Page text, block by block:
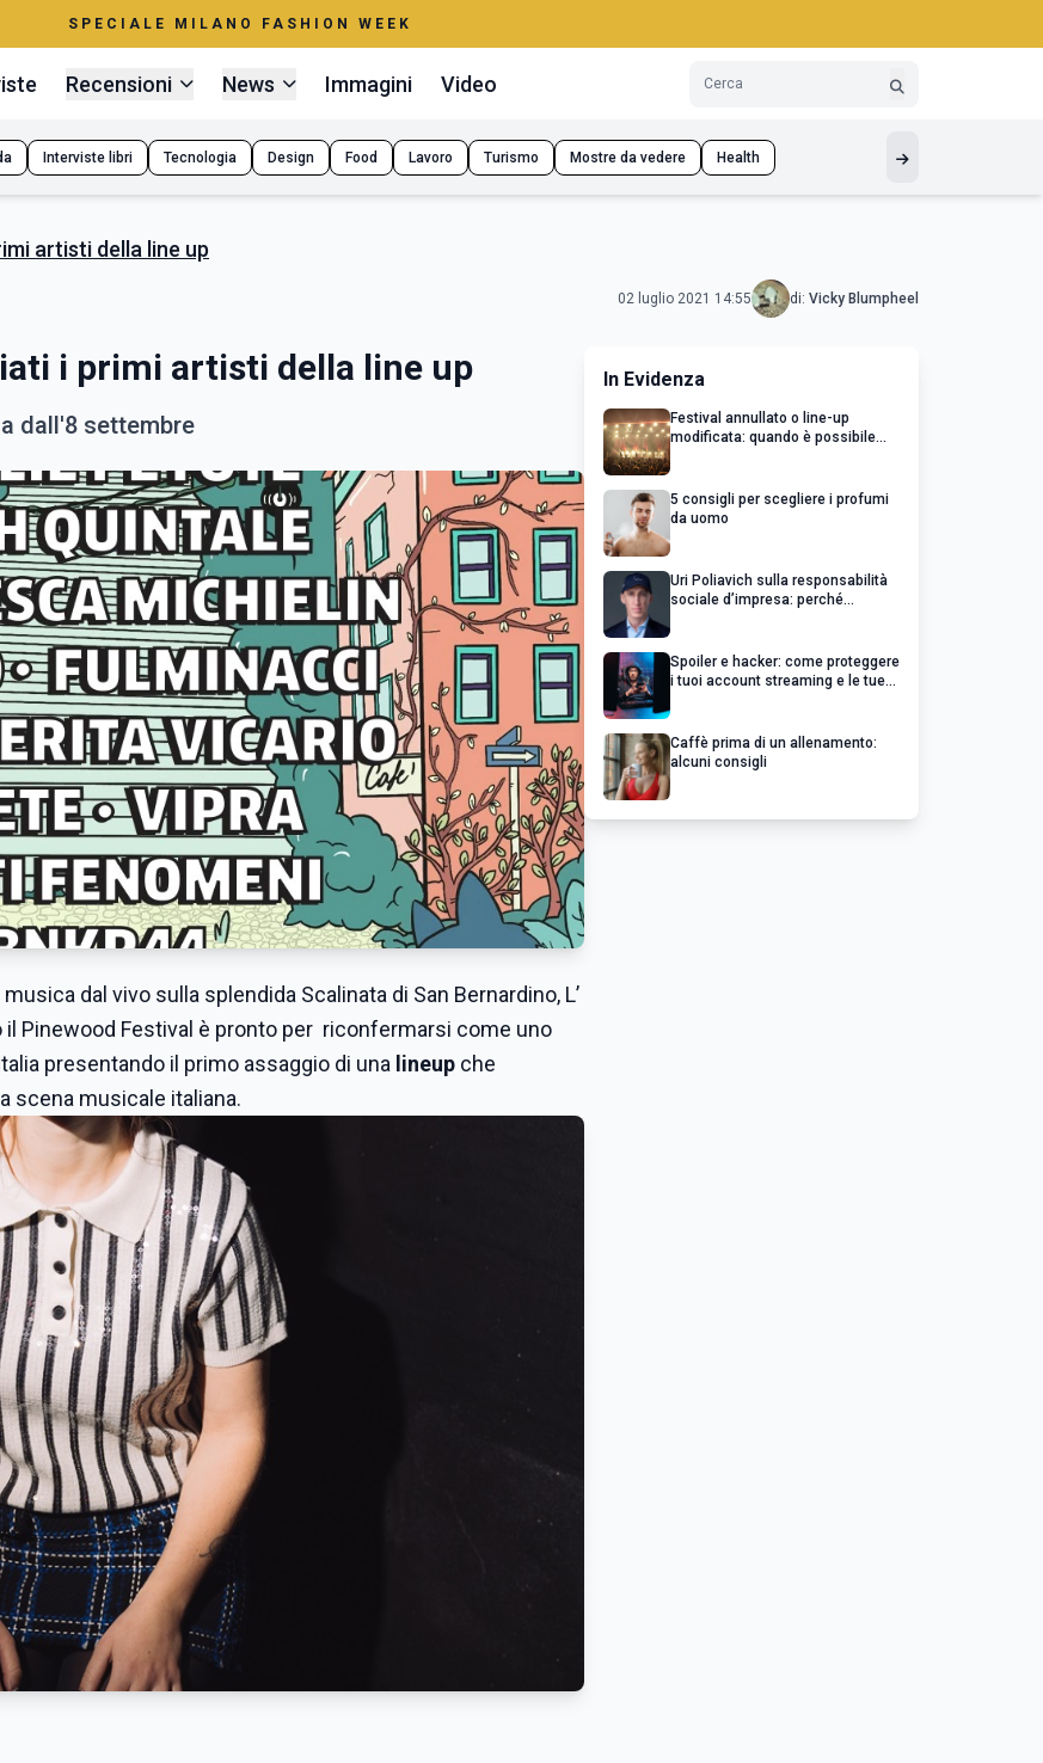
SPECIALE MILANO FASHION WEEK
Recensioni News Immagini Video
Interviste libri Tecnologia Design Food Lavoro Turismo Mostre da vedere Health
artisti della line up
02 luglio 2021 14:55 di: Vicky Blumpheel
i primi artisti della line up
dall'8 settembre
dal vivo sulla splendida Scalinata di San Bernardino, L’
Pinewood Festival è pronto per riconfermarsi come uno
presentando il primo assaggio di una lineup che
scena musicale italiana.
In Evidenza
Festival annullato o line-up
modificata: quando è possibile
5 consigli per scegliere i profumi
da uomo
Uri Poliavich sulla responsabilità
sociale d’impresa: perché
Spoiler e hacker: come proteggere
i tuoi account streaming e le tue
Caffè prima di un allenamento:
alcuni consigli